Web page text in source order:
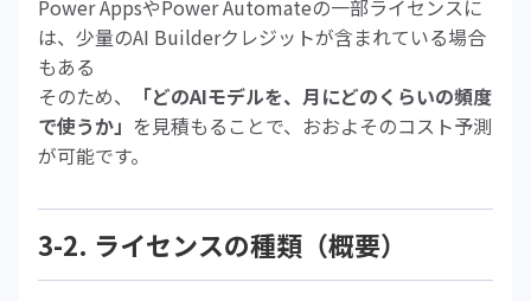
Power AppsやPower Automateの一部ライセンスに
は、少量のAI Builderクレジットが含まれている場合
もある
そのため、
「どのAIモデルを、月にどのくらいの頻度
で使うか」 を見積もることで、おおよそのコスト予測
が可能です。
3-2. ライセンスの種類（概要）